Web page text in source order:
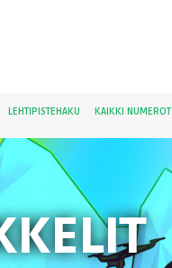
LEHTIPISTEHAKU KAIKKI NUMEROT